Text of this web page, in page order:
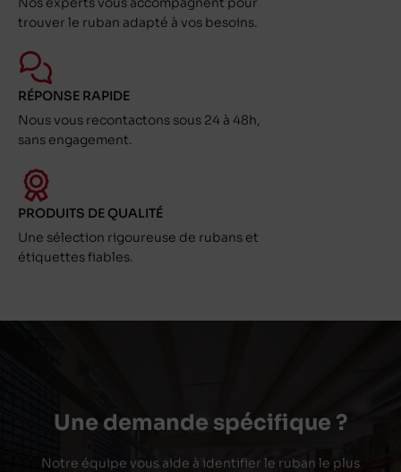
trouver le ruban adapté à vos besoins.
RÉPONSE RAPIDE
Nous vous recontactons sous 24 à 48h,
sans engagement.
PRODUITS DE QUALITÉ
Une sélection rigoureuse de rubans et
étiquettes fiables.
Une demande spécifique ?
Notre équipe vous aide à identifier le ruban le plus